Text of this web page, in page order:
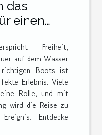
das
einen
Freiheit,
auf dem Wasser
Boots ist
Erlebnis. Viele
Rolle, und mit
wird die Reise zu
Entdecke